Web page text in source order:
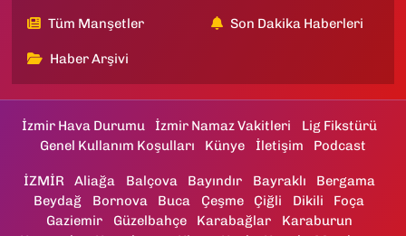
Tüm Manşetler Son Dakika Haberleri
Haber Arşivi
İzmir Hava Durumu İzmir Namaz Vakitleri
Lig Fikstürü
Genel Kullanım Koşulları
Künye İletişim Podcast
İZMİR Aliağa Balçova Bayındır Bayraklı
Bergama
Beydağ
Bornova Buca Çeşme Çiğli Dikili
Foça
Gaziemir
Güzelbahçe Karabağlar
Karaburun